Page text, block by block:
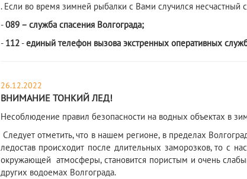
. Если во время зимней рыбалки с Вами случился несчастный
-089 – служба спасения Волгограда;
- 112-единый телефон вызова экстренных оперативных
26.12.2022
ВНИМАНИЕ ТОНКИЙ ЛЕД!
​Несоблюдение правил безопасности на водных объектах в
Следует отметить, что в нашем регионе, в пределах
ледостав происходит после длительных заморозков, то с
окружающей атмосферы, становится пористым и очень
других водоемах Волгограда.